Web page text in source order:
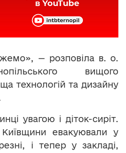
— розповіла в. о.
вищого
технологій та дизайну
увагою і діток-сиріт.
евакуювали у
і тепер у закладі,